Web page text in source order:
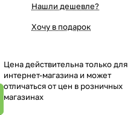
Нашли дешевле?
Хочу в подарок
Цена действительна только для
интернет-магазина и может
отличаться от цен в розничных
магазинах